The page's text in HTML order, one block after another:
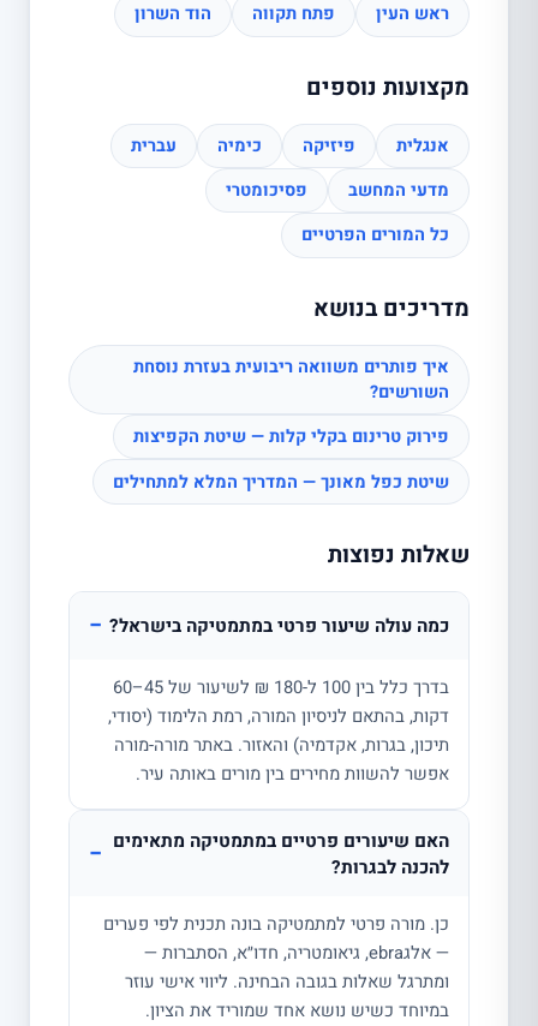
ראש העין פתח תקווה הוד השרון
מקצועות נוספים
אנגלית פיזיקה כימיה
עברית
מדעי המחשב
פסיכומטרי
כל המורים הפרטיים
מדריכים בנושא
איך פותרים משוואה ריבועית בעזרת נוסחת
השורשים?
פירוק טרינום בקלי קלות — שיטת הקפיצות
שיטת כפל מאונך — המדריך המלא למתחילים
שאלות נפוצות
כמה עולה שיעור פרטי במתמטיקה בישראל? −
בדרך כלל בין 100 ל-180 ₪ לשיעור של 45–60
דקות, בהתאם לניסיון המורה, רמת הלימוד (יסודי,
תיכון, בגרות, אקדמיה) והאזור. באתר מורה-מורה
אפשר להשוות מחירים בין מורים באותה עיר.
האם שיעורים פרטיים במתמטיקה מתאימים
להכנה לבגרות?
−
כן. מורה פרטי למתמטיקה בונה תכנית לפי פערים
— אלגebra, גיאומטריה, חדו״א, הסתברות —
ומתרגל שאלות בגובה הבחינה. ליווי אישי עוזר
במיוחד כשיש נושא אחד שמוריד את הציון.